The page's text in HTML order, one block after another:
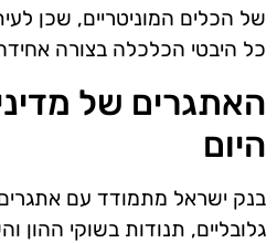
של הכלים המוניטריים, שכן
כל היבטי הכלכלה בצורה
האתגרים של
היום
בנק ישראל מתמודד עם אתגרים
גלובליים, תנודות בשוקי ההון